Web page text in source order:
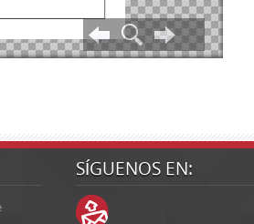
SÍGUENOS EN: